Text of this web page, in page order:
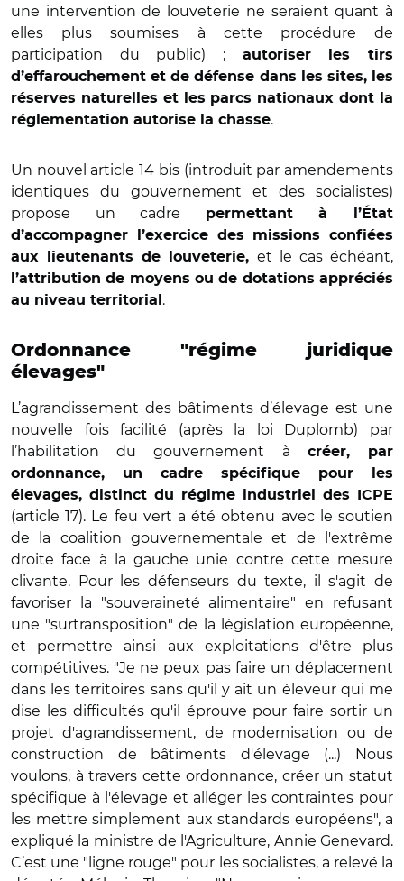
une intervention de louveterie ne seraient quant à
elles plus soumises à cette procédure de
participation du public) ;
autoriser les tirs
d’effarouchement et de défense dans les sites, les
réserves naturelles et les parcs nationaux dont la
réglementation autorise la chasse.
Un nouvel article 14 bis (introduit par amendements
identiques du gouvernement et des socialistes)
propose un cadre
permettant à l’État
d’accompagner l’exercice des missions confiées
aux lieutenants de louveterie, et le cas échéant,
l’attribution de moyens ou de dotations appréciés
au niveau territorial .
Ordonnance "régime juridique
élevages"
L’agrandissement des bâtiments d’élevage est une
nouvelle fois facilité (après la loi Duplomb) par
l’habilitation du gouvernement à
créer, par
ordonnance, un cadre spécifique pour les
élevages, distinct du régime industriel des ICPE
(article 17). Le feu vert a été obtenu avec le soutien
de la coalition gouvernementale et de l'extrême
droite face à la gauche unie contre cette mesure
clivante. Pour les défenseurs du texte, il s'agit de
favoriser la "souveraineté alimentaire" en refusant
une "surtransposition" de la législation européenne,
et permettre ainsi aux exploitations d'être plus
compétitives. "Je ne peux pas faire un déplacement
dans les territoires sans qu'il y ait un éleveur qui me
dise les difficultés qu'il éprouve pour faire sortir un
projet d'agrandissement, de modernisation ou de
construction de bâtiments d'élevage (...) Nous
voulons, à travers cette ordonnance, créer un statut
spécifique à l'élevage et alléger les contraintes pour
les mettre simplement aux standards européens", a
expliqué la ministre de l'Agriculture, Annie Genevard.
C’est une "ligne rouge" pour les socialistes, a relevé la